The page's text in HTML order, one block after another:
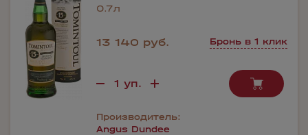
0.7л
13 140 руб. Бронь в 1 клик
Производитель:
Angus Dundee